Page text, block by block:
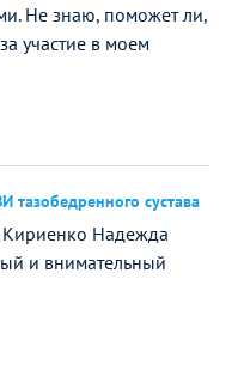
Не знаю, поможет ли,
участие в моем
тазобедренного сустава
Надежда
и внимательный